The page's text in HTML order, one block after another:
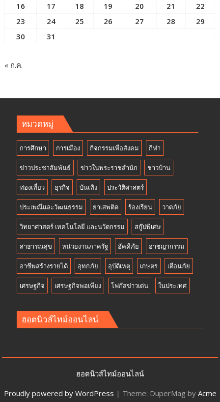
16
17 18 19 20 21
22
23
24 25 26 27 28
29
30
31
« ก.ค.
หมวดหมู่
การศึกษา การเมือง กิจกรรมเพื่อสังคม กีฬา
ข่าวประชาสัมพันธ์ ข่าวในพระราชสำนัก ชาวบ้าน
ท่องเที่ยว ธุรกิจ บันเทิง ประวัติศาสตร์
ประเพณีและวัฒนธรรม ยาเสพติด ร้องเรียน วาตภัย
วิทยาศาสตร์ เทคโนโลยี และนวัตกรรม สกู๊ปพิเศษ
สาธารณสุข หน่วยงานภาครัฐ อัคคีภัย อาชญากรรม
อาชีพสร้างรายได้ อุทกภัย อุบัติเหตุ เกษตร เตือนภัย
เศรษฐกิจ เศรษฐกิจพอเพียง โฟกัสข่าวเด่น ในประเทศ
ฮอตนิวส์ไทม์ออนไลน์
ฮอตนิวส์ไทม์ออนไลน์
Proudly powered by WordPress | Theme: DuperMag by Acme